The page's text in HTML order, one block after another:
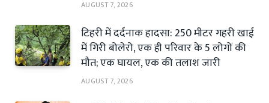
AUGUST 7, 2026
टिहरी में दर्दनाक हादसा: 250 मीटर गहरी खाई
में गिरी बोलेरो, एक ही परिवार के 5 लोगों की
मौत; एक घायल, एक की तलाश जारी
AUGUST 7, 2026